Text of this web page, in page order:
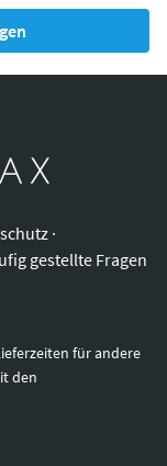
·
gestellte Fragen
für andere
den